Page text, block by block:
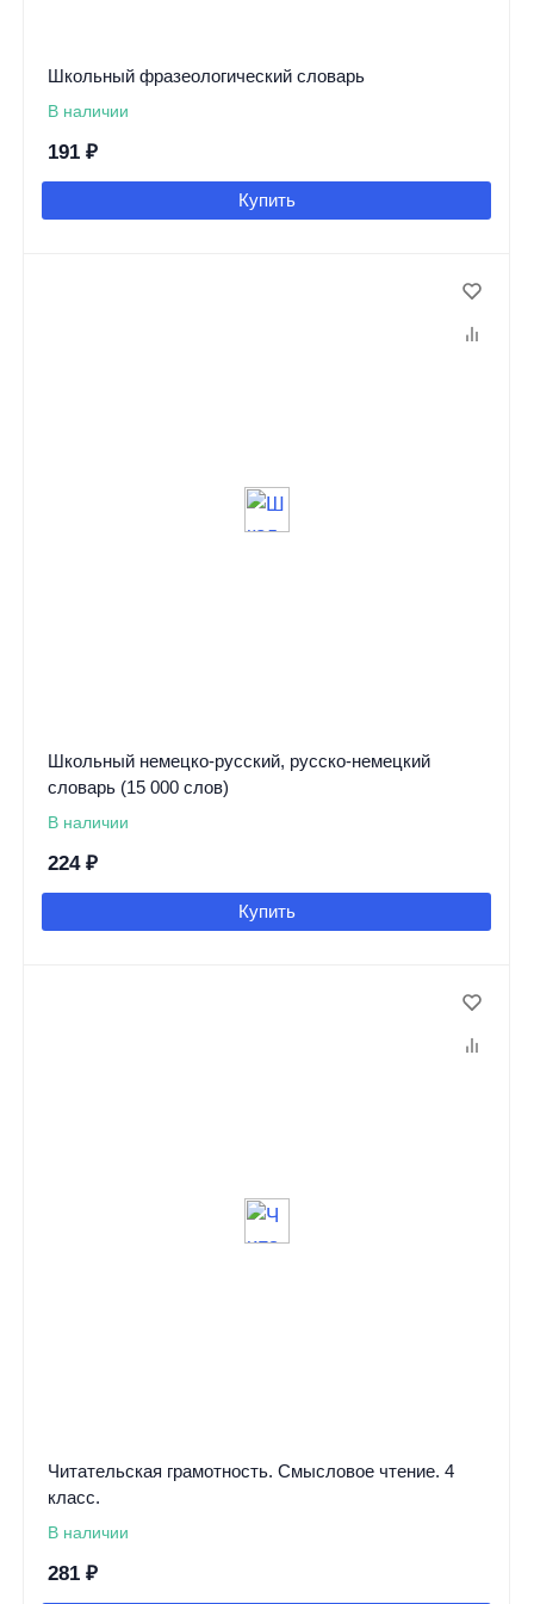
Школьный фразеологический словарь
В наличии
191 ₽
Купить
Школьный немецко-русский, русско-немецкий
словарь (15 000 слов)
В наличии
224 ₽
Купить
Читательская грамотность. Смысловое чтение. 4
класс.
В наличии
281 ₽